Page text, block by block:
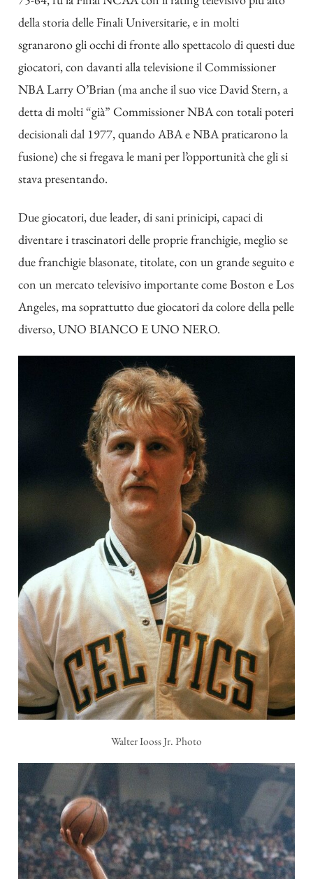
della storia delle Finali Universitarie, e in molti
sgranarono gli occhi di fronte allo spettacolo di questi due
giocatori, con davanti alla televisione il Commissioner
NBA Larry O’Brian (ma anche il suo vice David Stern, a
detta di molti “già” Commissioner NBA con totali poteri
decisionali dal 1977, quando ABA e NBA praticarono la
fusione) che si fregava le mani per l’opportunità che gli si
stava presentando.
Due giocatori, due leader, di sani prinicipi, capaci di
diventare i trascinatori delle proprie franchigie, meglio se
due franchigie blasonate, titolate, con un grande seguito e
con un mercato televisivo importante come Boston e Los
Angeles, ma soprattutto due giocatori da colore della pelle
diverso, UNO BIANCO E UNO NERO.
Walter Iooss Jr. Photo